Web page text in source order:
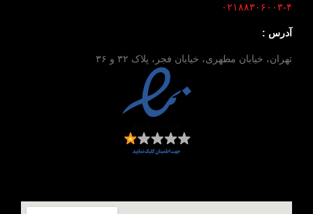
۰۲۱۸۸۳۰۶۰۰۳-۴
آدرس :
تهران، خیابان مطهری، خیابان فجر، پلاک ۳۲ و ۳۶